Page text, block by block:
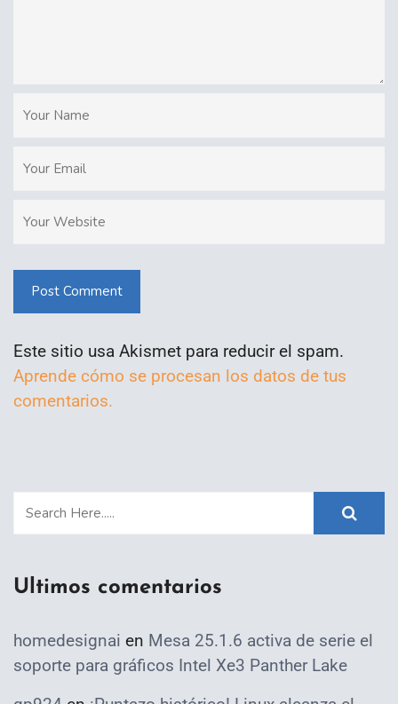
Post Comment
Este sitio usa Akismet para reducir el spam.
Aprende cómo se procesan los datos de tus
comentarios.
Ultimos comentarios
homedesignai en Mesa 25.1.6 activa de serie el
soporte para gráficos Intel Xe3 Panther Lake